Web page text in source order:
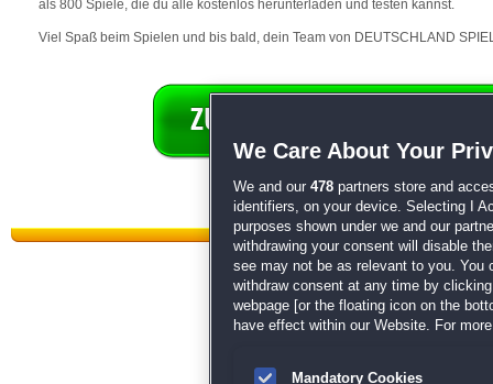
als 800 Spiele, die du alle kostenlos herunterladen und testen kannst.
Viel Spaß beim Spielen und bis bald, dein Team von DEUTSCHLAND
Datenschutz| AGB|Impressum
We Care About Your
We and our 478 partners store and
identifiers, on your device. Selecting I
purposes shown under we and our
withdrawing your consent will disable
see may not be as relevant to you. You
withdraw consent at any time by
webpage [or the floating icon on the
have effect within our Website. For
Mandatory Cookies